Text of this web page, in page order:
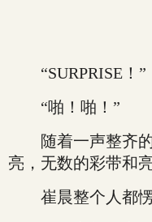
“SURPRISE！”
“啪！啪！”
随着一声整齐的
亮，无数的彩带和
崔晨整个人都愣